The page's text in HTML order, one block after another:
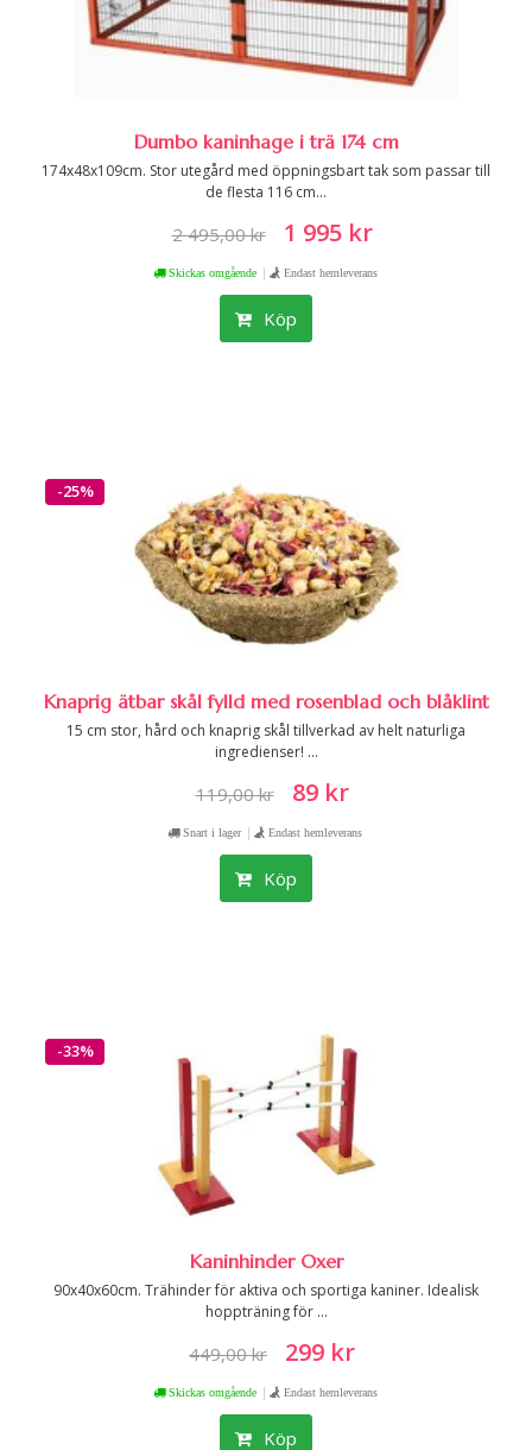
Dumbo kaninhage i trä 174 cm
174x48x109cm. Stor utegård med öppningsbart tak som passar till
de flesta 116 cm...
2 495,00 kr 1 995 kr
Skickas omgående | Endast hemleverans
Köp
-25%
Knaprig ätbar skål fylld med rosenblad och blåklint
15 cm stor, hård och knaprig skål tillverkad av helt naturliga
ingredienser! ...
119,00 kr 89 kr
Snart i lager | Endast hemleverans
Köp
-33%
Kaninhinder Oxer
90x40x60cm. Trähinder för aktiva och sportiga kaniner. Idealisk
hoppträning för ...
449,00 kr 299 kr
Skickas omgående | Endast hemleverans
Köp